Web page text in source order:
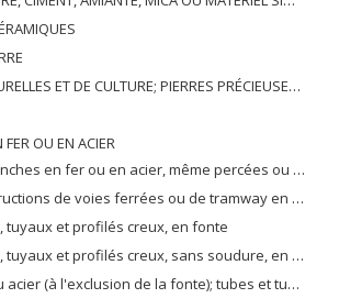
SEMI-PRÉCIEUSES; MÉTAUX PRÉCIEUX, PLAQUÉS OU DOUBLÉS DE MÉTAUX PRÉCIEUX ET OUVRAGES EN CES MATIÈRES; IMITATION BIJOUTERIE; PIÈCE DE MONNAIE
FER OU EN ACIER
ou en acier, même percées ou faites d'éléments assemblés; cornières, profilés et profilés soudés, en fer ou en acier
tramway en fer ou en acier; rails, rails de contrôle et de voie, lames d'aiguillage, grenouilles à croisement, barres de pointage, traverses, assiettes à poisson, coins de chaises, semelles, plaques de base, liens et similaires
tuyaux et profilés creux, en fonte
et profilés creux, sans soudure, en fer (autres que la fonte) ou en acier
de la fonte); tubes et tuyaux (p.ex. soudés, rivés ou fermés de façon similaire), ayant des sections circulaires dont le diamètre extérieur est supérieur à 406,4 mm, non sans soudure